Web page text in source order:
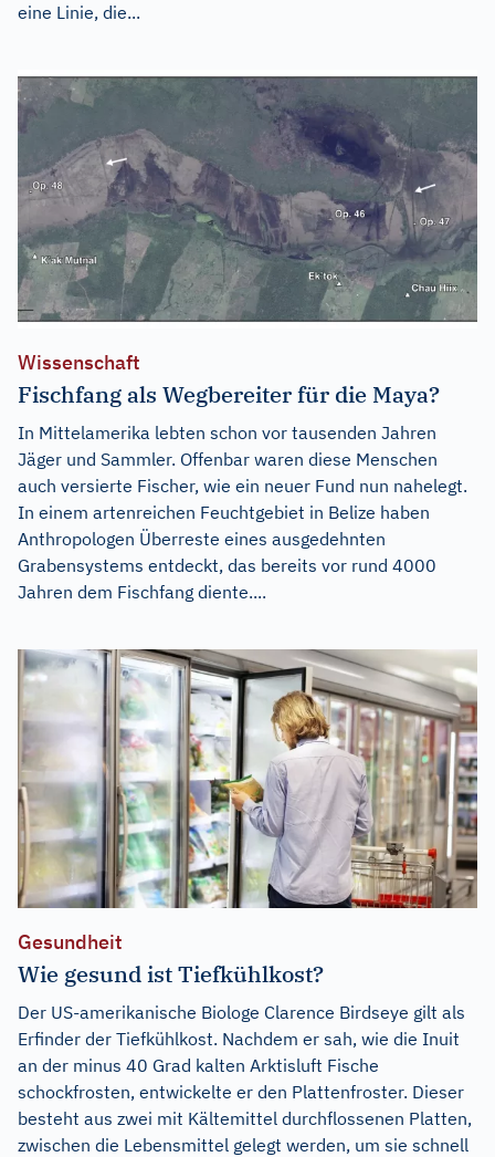
eine Linie, die...
Wissenschaft
Fischfang als Wegbereiter für die Maya?
In Mittelamerika lebten schon vor tausenden Jahren
Jäger und Sammler. Offenbar waren diese Menschen
auch versierte Fischer, wie ein neuer Fund nun nahelegt.
In einem artenreichen Feuchtgebiet in Belize haben
Anthropologen Überreste eines ausgedehnten
Grabensystems entdeckt, das bereits vor rund 4000
Jahren dem Fischfang diente....
Gesundheit
Wie gesund ist Tiefkühlkost?
Der US-amerikanische Biologe Clarence Birdseye gilt als
Erfinder der Tiefkühlkost. Nachdem er sah, wie die Inuit
an der minus 40 Grad kalten Arktisluft Fische
schockfrosten, entwickelte er den Plattenfroster. Dieser
besteht aus zwei mit Kältemittel durchflossenen Platten,
zwischen die Lebensmittel gelegt werden, um sie schnell